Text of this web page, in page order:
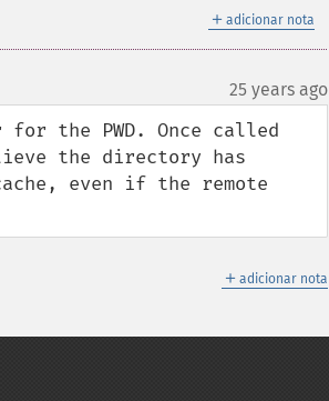
＋ adicionar nota
25 years ago
the PWD. Once called
the directory has
even if the remote
＋ adicionar nota